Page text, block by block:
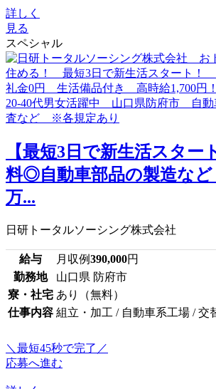
詳しく
見る
スペシャル
【最短3日で新生活スター
料◎自動車部品の製造など
万...
日研トータルソーシング株式会社
給与 月収例390,000円
勤務地
山口県 防府市
寮・社宅 あり（無料）
仕事内容 組立・加工 / 自動車系工場 / 交
＼最短45秒で完了／
応募へ進む